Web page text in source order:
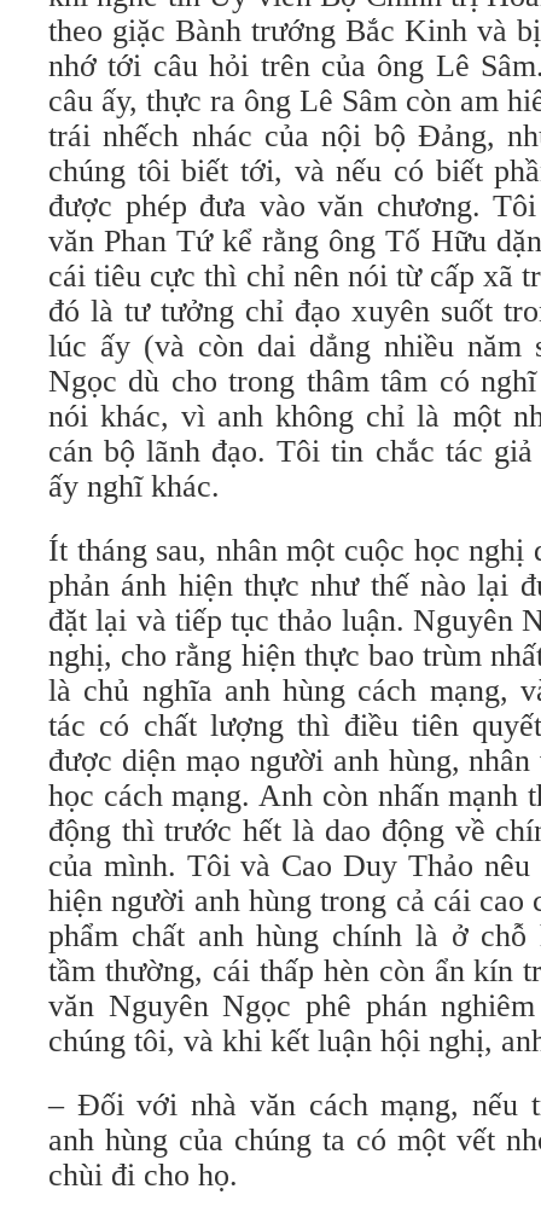
theo giặc Bành trướng Bắc Kinh và
nhớ tới câu hỏi trên của ông Lê
câu ấy, thực ra ông Lê Sâm còn am
trái nhếch nhác của nội bộ Đảng,
chúng tôi biết tới, và nếu có biết
được phép đưa vào văn chương.
văn Phan Tứ kể rằng ông Tố Hữu
cái tiêu cực thì chỉ nên nói từ cấp xã
đó là tư tưởng chỉ đạo xuyên suốt
lúc ấy (và còn dai dẳng nhiều năm
Ngọc dù cho trong thâm tâm có
nói khác, vì anh không chỉ là một
cán bộ lãnh đạo. Tôi tin chắc tác
ấy nghĩ khác.
Ít tháng sau, nhân một cuộc học nghị
phản ánh hiện thực như thế nào lại
đặt lại và tiếp tục thảo luận. Nguyên
nghị, cho rằng hiện thực bao trùm
là chủ nghĩa anh hùng cách mạng,
tác có chất lượng thì điều tiên
được diện mạo người anh hùng,
học cách mạng. Anh còn nhấn mạnh
động thì trước hết là dao động về
của mình. Tôi và Cao Duy Thảo
hiện người anh hùng trong cả cái cao
phẩm chất anh hùng chính là ở
tầm thường, cái thấp hèn còn ẩn kín
văn Nguyên Ngọc phê phán
chúng tôi, và khi kết luận hội nghị,
– Đối với nhà văn cách mạng, nếu
anh hùng của chúng ta có một vết
chùi đi cho họ.